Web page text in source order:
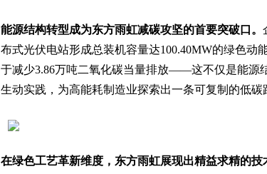
能源结构转型成为东方雨虹减碳攻坚的首要突破口。
布式光伏电站形成总装机容量达100.40MW的绿色动
于减少3.86万吨二氧化碳当量排放——这不仅是能源
生动实践，为高能耗制造业探索出一条可复制的低碳
在绿色工艺革新维度，东方雨虹展现出精益求精的技